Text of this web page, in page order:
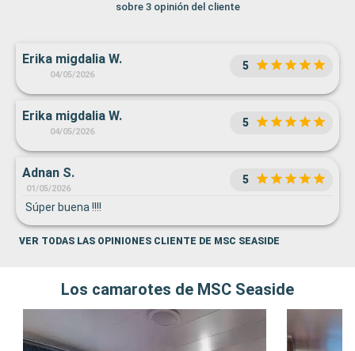
sobre 3 opinión del cliente
Erika migdalia W.
04/05/2026
5
Erika migdalia W.
04/05/2026
5
Adnan S.
01/05/2026
5
Súper buena !!!!
VER TODAS LAS OPINIONES CLIENTE DE MSC SEASIDE
Los camarotes de MSC Seaside